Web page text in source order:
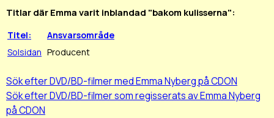
Titlar där Emma varit inblandad "bakom kulisserna":
Titel:
Ansvarsområde
Solsidan Producent
Sök efter DVD/BD-filmer med Emma Nyberg på CDON
Sök efter DVD/BD-filmer som regisserats av Emma Nyberg
på CDON